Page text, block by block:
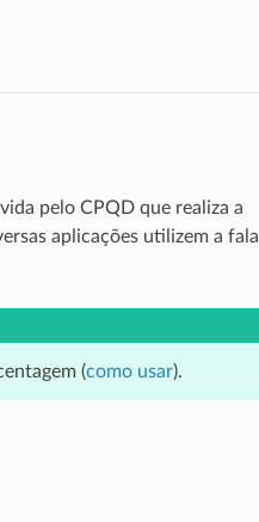
pelo CPQD que realiza a
aplicações utilizem a fala
(como usar).